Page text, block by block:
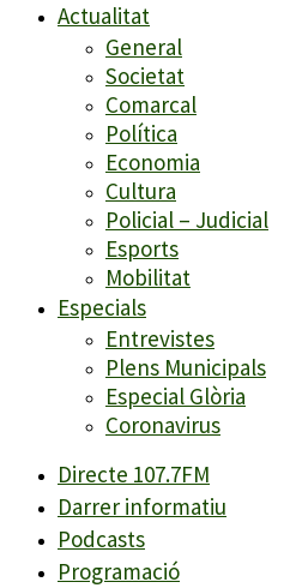
Actualitat
General
Societat
Comarcal
Política
Economia
Cultura
Policial – Judicial
Esports
Mobilitat
Especials
Entrevistes
Plens Municipals
Especial Glòria
Coronavirus
Directe 107.7FM
Darrer informatiu
Podcasts
Programació